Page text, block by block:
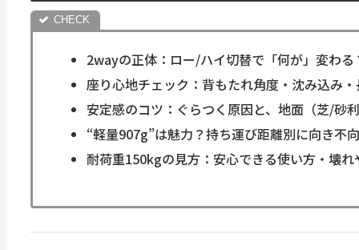
2wayの正体：ロー/ハイ切替で「何が」変わ
座り心地チェック：背もたれ角度・沈み込み
安定感のコツ：ぐらつく原因と、地面（芝/砂
“軽量907g”は魅力？持ち運び距離別に向き不
耐荷重150kgの見方：安心できる使い方・壊